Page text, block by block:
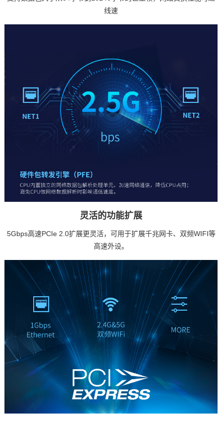
线速
灵活的功能扩展
5Gbps高速PCIe 2.0扩展更灵活，可用于扩展千兆网卡、双频WIFI等
高速外设。